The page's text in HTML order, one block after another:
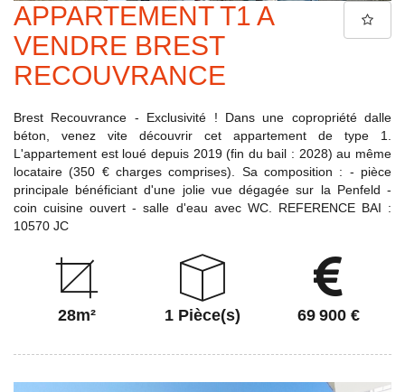
APPARTEMENT T1 A
VENDRE BREST
RECOUVRANCE
Brest Recouvrance - Exclusivité ! Dans une copropriété dalle
béton, venez vite découvrir cet appartement de type 1.
L'appartement est loué depuis 2019 (fin du bail : 2028) au même
locataire (350 € charges comprises). Sa composition : - pièce
principale bénéficiant d'une jolie vue dégagée sur la Penfeld -
coin cuisine ouvert - salle d'eau avec WC. REFERENCE BAI :
10570 JC
28m² 1 Pièce(s) 69 900 €